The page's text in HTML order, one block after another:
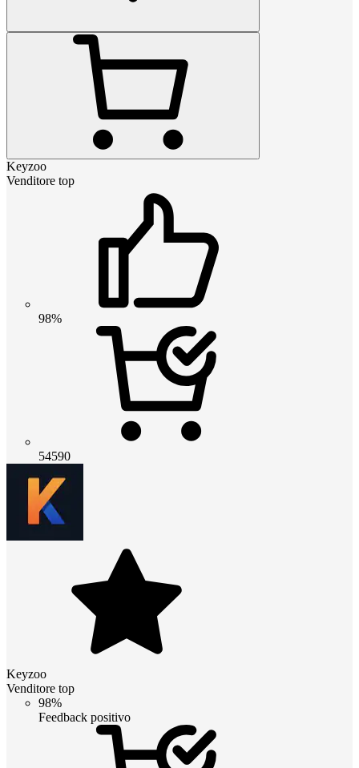
Keyzoo
Venditore top
98%
54590
Keyzoo
Venditore top
98%
Feedback positivo